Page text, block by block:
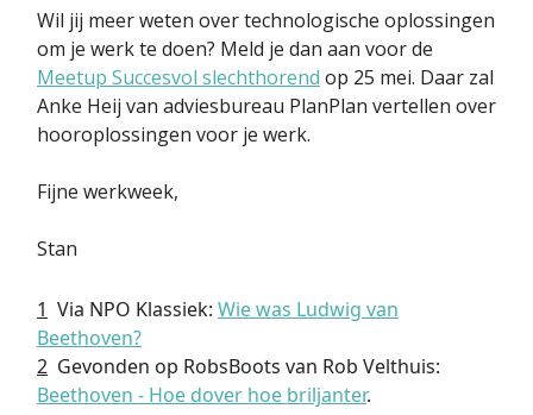
Wil jij meer weten over technologische oplossingen
om je werk te doen? Meld je dan aan voor de
Meetup Succesvol slechthorend op 25 mei. Daar zal
Anke Heij van adviesbureau PlanPlan vertellen over
hooroplossingen voor je werk.
Fijne werkweek,
Stan
1 Via NPO Klassiek: Wie was Ludwig van
Beethoven?
2 Gevonden op RobsBoots van Rob Velthuis:
Beethoven - Hoe dover hoe briljanter.